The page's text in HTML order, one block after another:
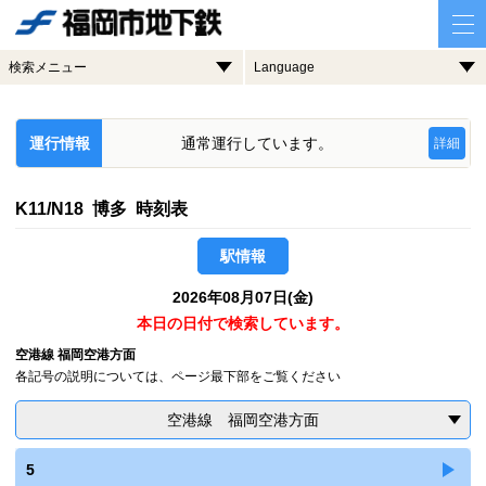
検索メニュー Language
運行情報 通常運行しています。 詳細
K11/N18 博多 時刻表
駅情報
2026年08月07日(金)
本日の日付で検索しています。
空港線 福岡空港方面
各記号の説明については、ページ最下部をご覧ください
空港線 福岡空港方面
5